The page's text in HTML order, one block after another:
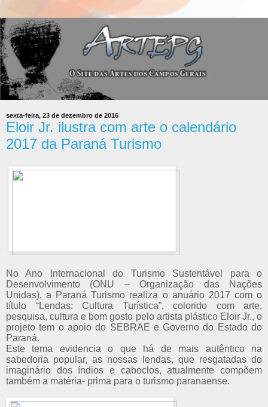
sexta-feira, 23 de dezembro de 2016
Eloir Jr. ilustra com arte o calendário
2017 da Paraná Turismo
No Ano Internacional do Turismo Sustentável para o
Desenvolvimento (ONU – Organização das Nações
Unidas), a Paraná Turismo realiza o anuário 2017 com o
título “Lendas: Cultura Turística”, colorido com arte,
pesquisa, cultura e bom gosto pelo artista plástico Eloir Jr., o
projeto tem o apoio do SEBRAE e Governo do Estado do
Paraná.
Este tema evidencia o que há de mais autêntico na
sabedoria popular, as nossas lendas, que resgatadas do
imaginário dos índios e caboclos, atualmente compõem
também a matéria- prima para o turismo paranaense.